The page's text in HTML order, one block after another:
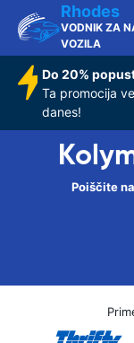
Rhodes
VODNIK ZA
VOZILA
Do 20%
Ta promocija
danes!
Poiščite